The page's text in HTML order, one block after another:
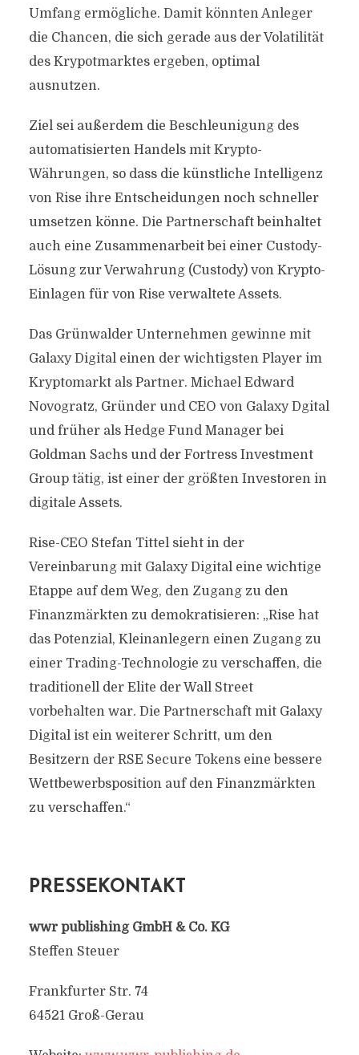
Umfang ermögliche. Damit könnten Anleger
die Chancen, die sich gerade aus der Volatilität
des Krypotmarktes ergeben, optimal
ausnutzen.
Ziel sei außerdem die Beschleunigung des
automatisierten Handels mit Krypto-
Währungen, so dass die künstliche Intelligenz
von Rise ihre Entscheidungen noch schneller
umsetzen könne. Die Partnerschaft beinhaltet
auch eine Zusammenarbeit bei einer Custody-
Lösung zur Verwahrung (Custody) von Krypto-
Einlagen für von Rise verwaltete Assets.
Das Grünwalder Unternehmen gewinne mit
Galaxy Digital einen der wichtigsten Player im
Kryptomarkt als Partner. Michael Edward
Novogratz, Gründer und CEO von Galaxy Dgital
und früher als Hedge Fund Manager bei
Goldman Sachs und der Fortress Investment
Group tätig, ist einer der größten Investoren in
digitale Assets.
Rise-CEO Stefan Tittel sieht in der
Vereinbarung mit Galaxy Digital eine wichtige
Etappe auf dem Weg, den Zugang zu den
Finanzmärkten zu demokratisieren: „Rise hat
das Potenzial, Kleinanlegern einen Zugang zu
einer Trading-Technologie zu verschaffen, die
traditionell der Elite der Wall Street
vorbehalten war. Die Partnerschaft mit Galaxy
Digital ist ein weiterer Schritt, um den
Besitzern der RSE Secure Tokens eine bessere
Wettbewerbsposition auf den Finanzmärkten
zu verschaffen.“
PRESSEKONTAKT
wwr publishing GmbH & Co. KG
Steffen Steuer
Frankfurter Str. 74
64521 Groß-Gerau